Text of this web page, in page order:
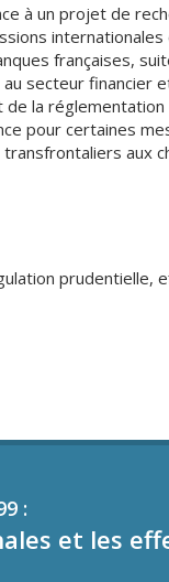
à un projet de
françaises,
secteur
la
pour certaines
aux
prudentielle,
:
et les